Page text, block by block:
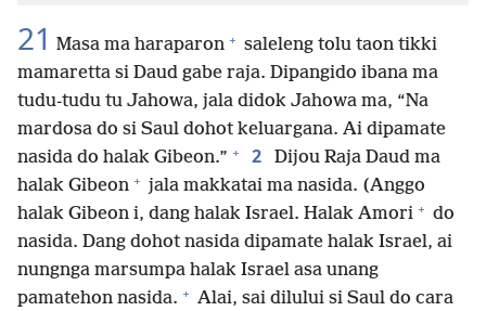
21 Masa ma haraparon + saleleng tolu taon tikki
mamaretta si Daud gabe raja. Dipangido ibana ma
tudu-tudu tu Jahowa, jala didok Jahowa ma, “Na
mardosa do si Saul dohot keluargana. Ai dipamate
nasida do halak Gibeon.” + 2
Dijou Raja Daud ma
halak Gibeon + jala makkatai ma nasida. (Anggo
halak Gibeon i, dang halak Israel. Halak Amori + do
nasida. Dang dohot nasida dipamate halak Israel, ai
nungnga marsumpa halak Israel asa unang
pamatehon nasida. + Alai, sai dilului si Saul do cara